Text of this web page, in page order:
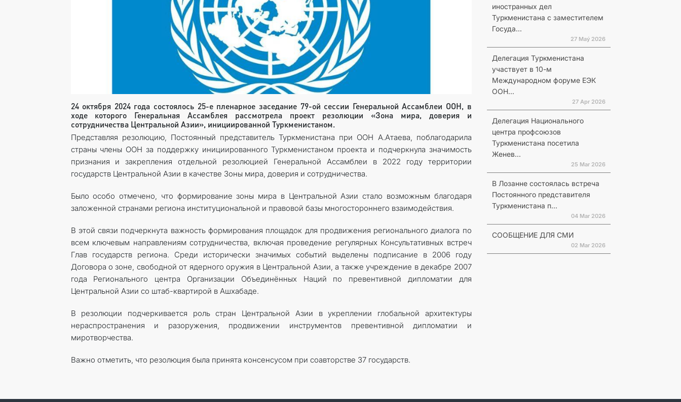
ARAGATNAŞYK
24 октября 2024 года состоялось 25-е пленарное заседание 79-ой сессии Генеральной Ассамблеи ООН, в
ходе которого Генеральная Ассамблея рассмотрела проект резолюции «Зона мира, доверия и
сотрудничества Центральной Азии», инициированной Туркменистаном.
Представляя резолюцию, Постоянный представитель Туркменистана при ООН А.Атаева, поблагодарила
страны члены ООН за поддержку инициированного Туркменистаном проекта и подчеркнула значимость
признания и закрепления отдельной резолюцией Генеральной Ассамблеи в 2022 году территории
государств Центральной Азии в качестве Зоны мира, доверия и сотрудничества.
Было особо отмечено, что формирование зоны мира в Центральной Азии стало возможным благодаря
заложенной странами региона институциональной и правовой базы многостороннего взаимодействия.
В этой связи подчеркнута важность формирования площадок для продвижения регионального диалога по
всем ключевым направлениям сотрудничества, включая проведение регулярных Консультативных встреч
Глав государств региона. Среди исторически значимых событий выделены подписание в 2006 году
Договора о зоне, свободной от ядерного оружия в Центральной Азии, а также учреждение в декабре 2007
года Регионального центра Организации Объединённых Наций по превентивной дипломатии для
Центральной Азии со штаб-квартирой в Ашхабаде.
В резолюции подчеркивается роль стран Центральной Азии в укреплении глобальной архитектуры
нераспространения и разоружения, продвижении инструментов превентивной дипломатии и
миротворчества.
Важно отметить, что резолюция была принята консенсусом при соавторстве 37 государств.
иностранных дел
Туркменистана с заместителем
Госуда...
27 Maý 2026
Делегация Туркменистана
участвует в 10-м
Международном форуме ЕЭК
ООН...
27 Apr 2026
Делегация Национального
центра профсоюзов
Туркменистана посетила
Женев...
25 Mar 2026
В Лозанне состоялась встреча
Постоянного представителя
Туркменистана п...
04 Mar 2026
СООБЩЕНИЕ ДЛЯ СМИ
02 Mar 2026